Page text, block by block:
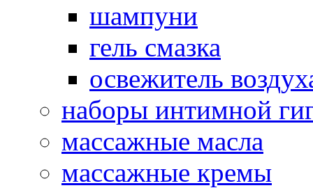
шампуни
гель смазка
освежитель
наборы интимной
массажные масла
массажные кремы